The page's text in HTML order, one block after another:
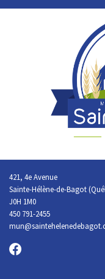
421, 4e Avenue
Sainte-Hélène-de-Bagot
J0H 1M0
450 791-2455